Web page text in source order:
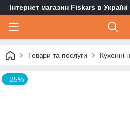
Інтернет магазин Fiskars в Україні
Товари та послуги Кухонні
–25%